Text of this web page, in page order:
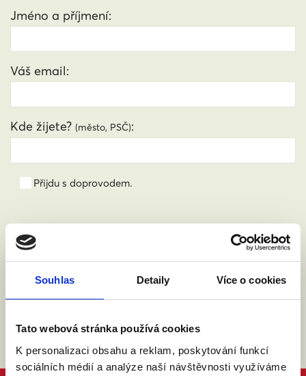
Souhlas Detaily Více o cookies
Tato webová stránka používá cookies
K personalizaci obsahu a reklam, poskytování funkcí
sociálních médií a analýze naší návštěvnosti využíváme
Jméno a příjmení:
Váš email:
Kde žijete? (město, PSČ):
Přijdu s doprovodem.
Souhlasím se zpracováním osobních údajů podle
zákona č. 101/2000 Sb.